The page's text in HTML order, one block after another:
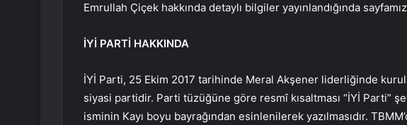
Emrullah Çiçek hakkında detaylı bilgiler yayınlandığında
İYİ PARTİ HAKKINDA
İYİ Parti, 25 Ekim 2017 tarihinde Meral Akşener liderliğinde
siyasi partidir. Parti tüzüğüne göre resmî kısaltması “İYİ Parti”
isminin Kayı boyu bayrağından esinlenilerek yazılmasıdır.